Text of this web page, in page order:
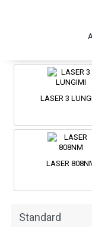
LASER 3
LASER